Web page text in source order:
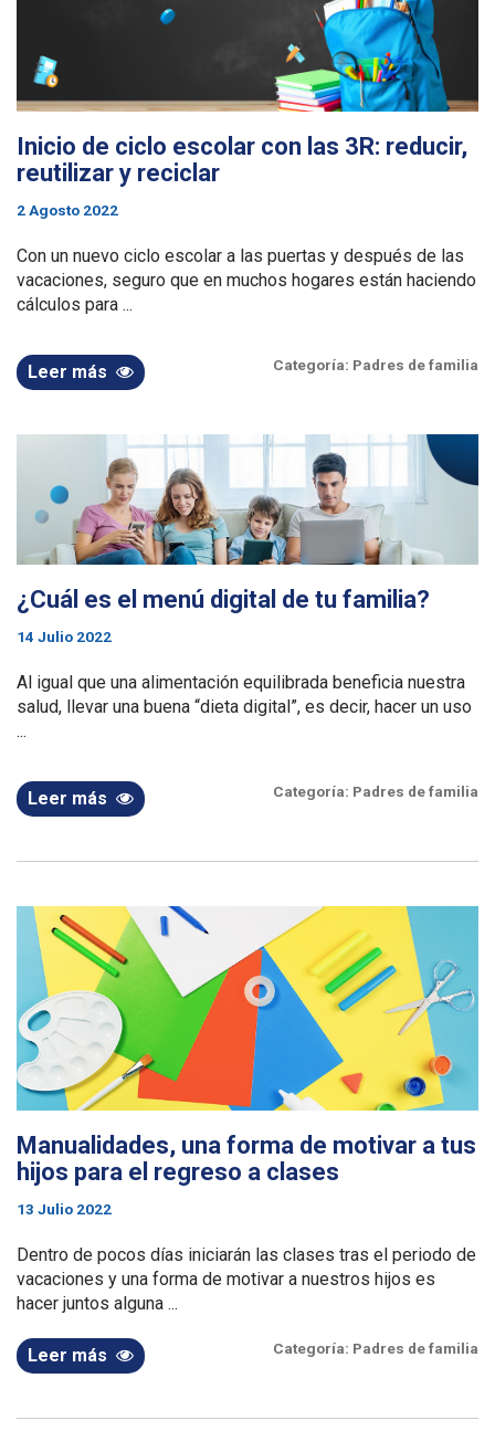
Inicio de ciclo escolar con las 3R: reducir,
reutilizar y reciclar
2 Agosto 2022
Con un nuevo ciclo escolar a las puertas y después de las
vacaciones, seguro que en muchos hogares están haciendo
cálculos para ...
Leer más Categoría: Padres de familia
¿Cuál es el menú digital de tu familia?
14 Julio 2022
Al igual que una alimentación equilibrada beneficia nuestra
salud, llevar una buena “dieta digital”, es decir, hacer un uso
...
Leer más Categoría: Padres de familia
Manualidades, una forma de motivar a tus
hijos para el regreso a clases
13 Julio 2022
Dentro de pocos días iniciarán las clases tras el periodo de
vacaciones y una forma de motivar a nuestros hijos es
hacer juntos alguna ...
Leer más Categoría: Padres de familia